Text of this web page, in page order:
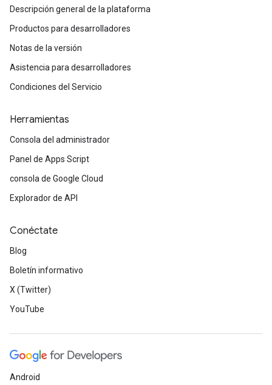
Descripción general de la plataforma
Productos para desarrolladores
Notas de la versión
Asistencia para desarrolladores
Condiciones del Servicio
Herramientas
Consola del administrador
Panel de Apps Script
consola de Google Cloud
Explorador de API
Conéctate
Blog
Boletín informativo
X (Twitter)
YouTube
Android